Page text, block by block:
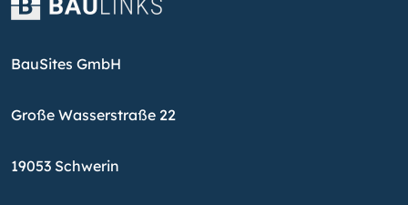
BauSites GmbH
Große Wasserstraße 22
19053 Schwerin